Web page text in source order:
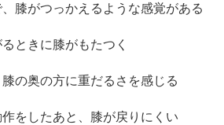
膝がつっかえるような感覚がある
ときに膝がもたつく
の奥の方に重だるさを感じる
をしたあと、膝が戻りにくい